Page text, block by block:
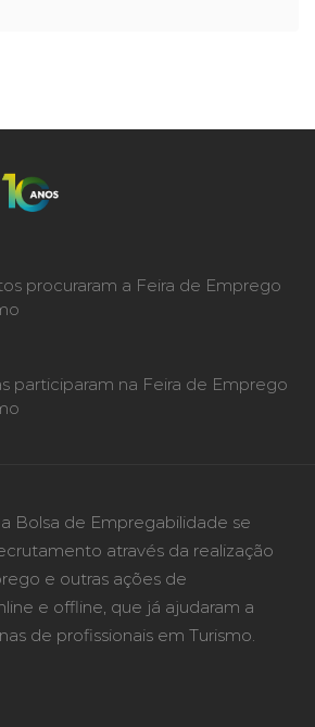
procuraram a Feira de Emprego
participaram na Feira de Emprego
Bolsa de Empregabilidade se
através da realização
e outras ações de
e offline, que já ajudaram a
de profissionais em Turismo.